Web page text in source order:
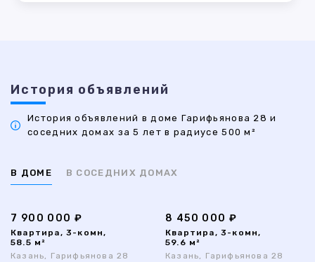
История объявлений
История объявлений в доме Гарифьянова 28 и
соседних домах за 5 лет в радиусе 500 м²
В ДОМЕ В СОСЕДНИХ ДОМАХ
7 900 000 ₽
Квартира, 3-комн,
58.5 м²
Казань, Гарифьянова 28
8 450 000 ₽
Квартира, 3-комн,
59.6 м²
Казань, Гарифьянова 28